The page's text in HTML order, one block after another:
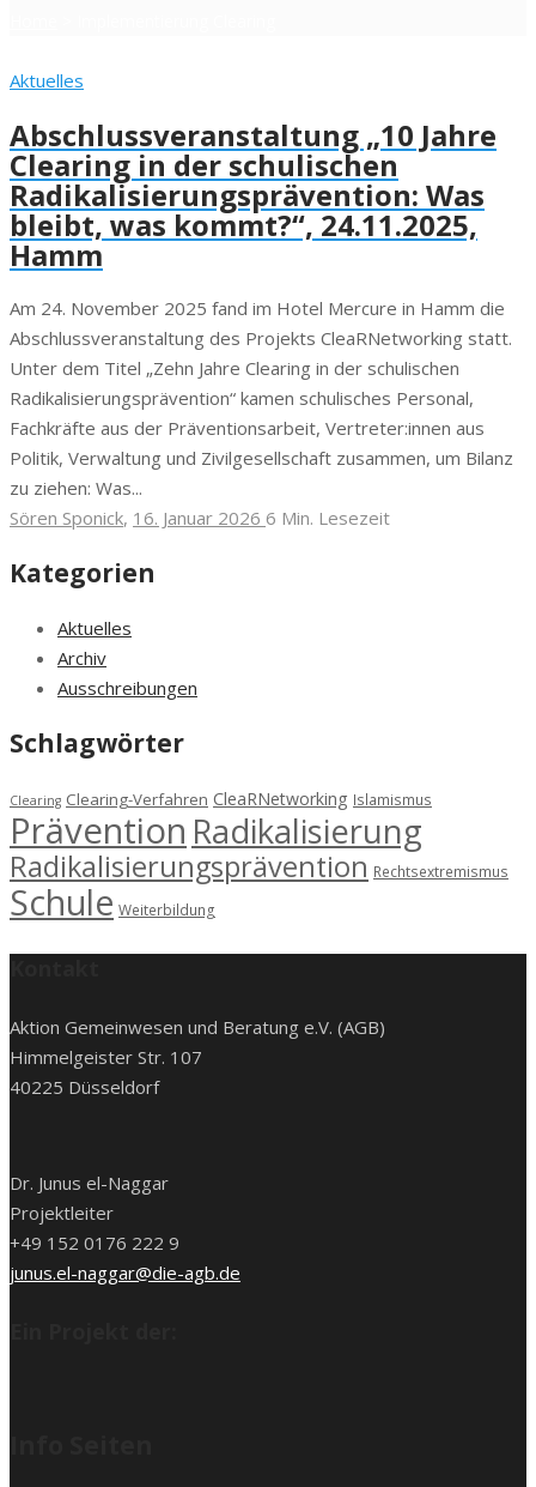
Aktuelles
Abschlussveranstaltung „10 Jahre
Clearing in der schulischen
Radikalisierungsprävention: Was
bleibt, was kommt?“, 24.11.2025,
Hamm
Am 24. November 2025 fand im Hotel Mercure in Hamm die
Abschlussveranstaltung des Projekts CleaRNetworking statt.
Unter dem Titel „Zehn Jahre Clearing in der schulischen
Radikalisierungsprävention“ kamen schulisches Personal,
Fachkräfte aus der Präventionsarbeit, Vertreter:innen aus
Politik, Verwaltung und Zivilgesellschaft zusammen, um Bilanz
zu ziehen: Was...
Sören Sponick, 16. Januar 2026 6 Min. Lesezeit
Kategorien
Aktuelles
Archiv
Ausschreibungen
Schlagwörter
Clearing Clearing-Verfahren CleaRNetworking Islamismus
Prävention Radikalisierung
Radikalisierungsprävention Rechtsextremismus
Schule Weiterbildung
Aktion Gemeinwesen und Beratung e.V. (AGB)
Himmelgeister Str. 107
40225 Düsseldorf
Dr. Junus el-Naggar
Projektleiter
+49 152 0176 222 9
junus.el-naggar@die-agb.de